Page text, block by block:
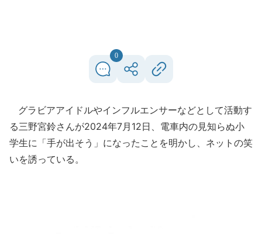
0
グラビアアイドルやインフルエンサーなどとして活動す
る三野宮鈴さんが2024年7月12日、電車内の見知らぬ小
学生に「手が出そう」になったことを明かし、ネットの笑
いを誘っている。